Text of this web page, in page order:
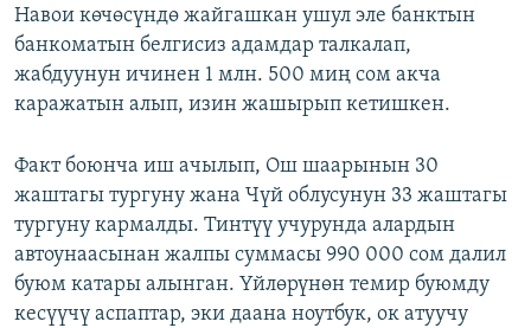
Навои көчөсүндө жайгашкан ушул эле банктын
банкоматын белгисиз адамдар талкалап,
жабдуунун ичинен 1 млн. 500 миң сом акча
каражатын алып, изин жашырып кетишкен.
Факт боюнча иш ачылып, Ош шаарынын 30
жаштагы тургуну жана Чүй облусунун 33 жаштагы
тургуну кармалды. Тинтүү учурунда алардын
автоунаасынан жалпы суммасы 990 000 сом далил
буюм катары алынган. Үйлөрүнөн темир буюмду
кесүүчү аспаптар, эки даана ноутбук, ок атуучу